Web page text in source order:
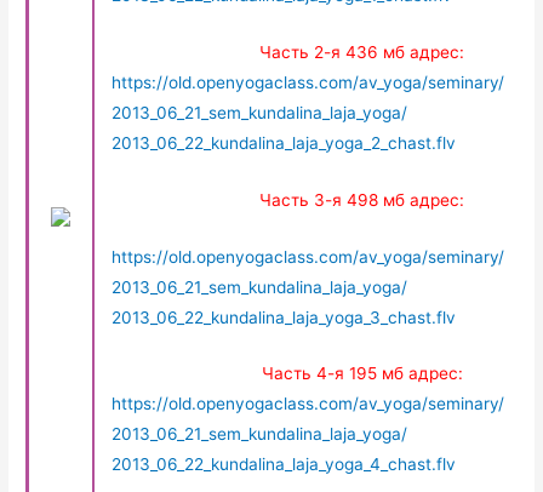
Часть 2-я 436 мб адрес:
https://old.openyogaclass.com/av_yoga/seminary/
2013_06_21_sem_kundalina_laja_yoga/
2013_06_22_kundalina_laja_yoga_2_chast.flv
Часть 3-я 498 мб адрес:
https://old.openyogaclass.com/av_yoga/seminary/
2013_06_21_sem_kundalina_laja_yoga/
2013_06_22_kundalina_laja_yoga_3_chast.flv
Часть 4-я 195 мб адрес:
https://old.openyogaclass.com/av_yoga/seminary/
2013_06_21_sem_kundalina_laja_yoga/
2013_06_22_kundalina_laja_yoga_4_chast.flv